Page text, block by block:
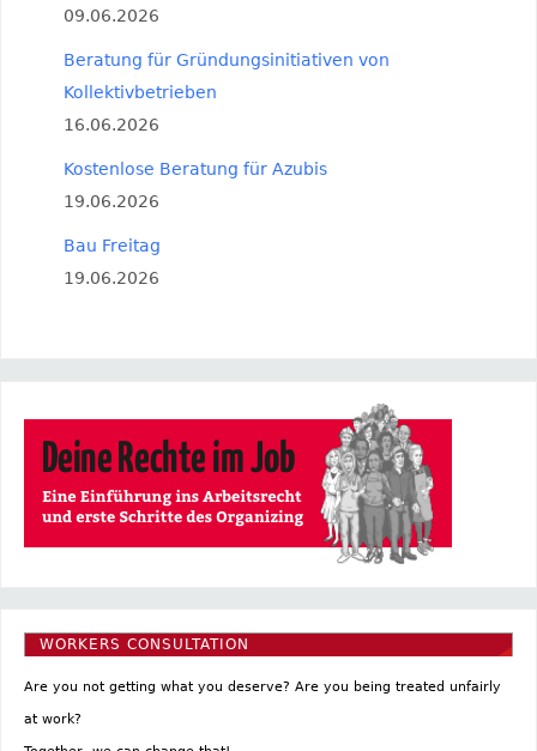
09.06.2026
Beratung für Gründungsinitiativen von
Kollektivbetrieben
16.06.2026
Kostenlose Beratung für Azubis
19.06.2026
Bau Freitag
19.06.2026
WORKERS CONSULTATION
Are you not getting what you deserve? Are you being treated unfairly
at work?